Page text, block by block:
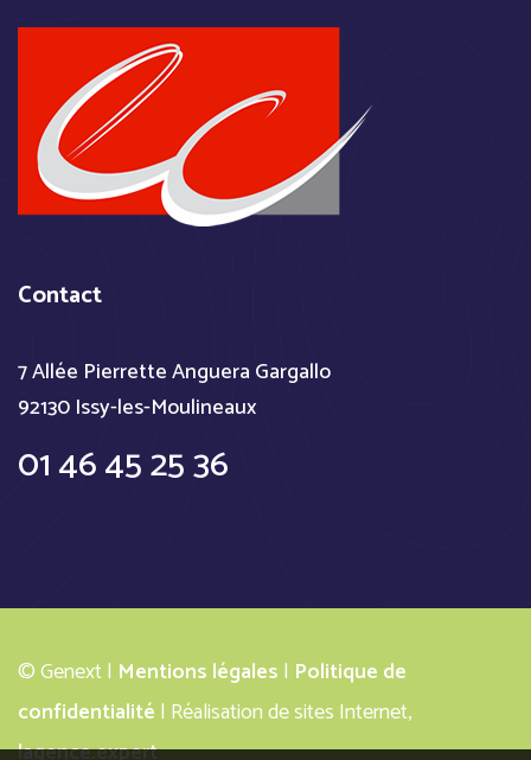
Contact
7 Allée Pierrette Anguera Gargallo
92130 Issy-les-Moulineaux
01 46 45 25 36
© Genext | Mentions légales | Politique de
confidentialité | Réalisation de sites Internet,